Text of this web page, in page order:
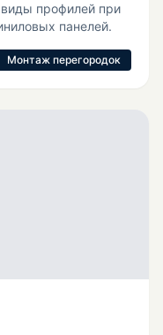
виды профилей при
панелей.
Монтаж перегородок